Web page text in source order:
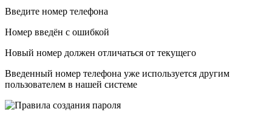
Введите номер телефона
Номер введён c ошибкой
Новый номер должен отличаться от текущего
Введенный номер телефона уже используется другим
пользователем в нашей системе